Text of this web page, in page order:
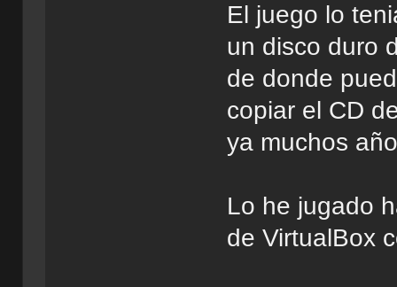
El juego lo
un disco duro
de donde
copiar el CD
ya muchos
Lo he jugado
de VirtualBox